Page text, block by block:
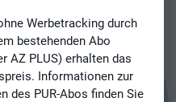
Werbetracking durch
bestehenden Abo
AZ PLUS) erhalten das
Informationen zur
des PUR-Abos finden Sie